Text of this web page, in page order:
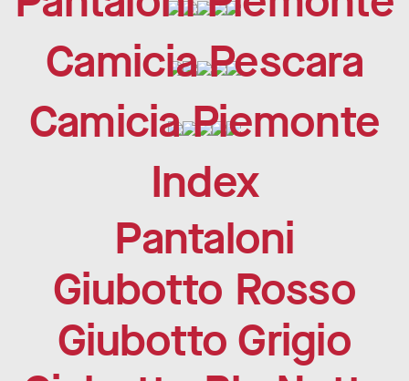
Camicia Pescara
Camicia Piemonte
Index
Pantaloni
Giubotto Rosso
Giubotto Grigio